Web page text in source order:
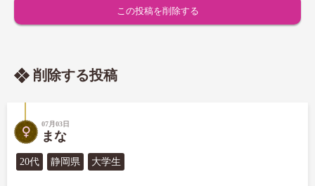
削除する投稿
07月03日
まな
20代 静岡県 大学生